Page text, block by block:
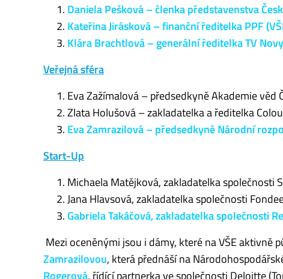
Daniela Pešková – členka představenstva
Kateřina Jirásková – finanční ředitelka PPF
Klára Brachtlová – generální ředitelka TV
Veřejná sféra
Eva Zažímalová – předsedkyně Akademie věd
Zlata Holušová – zakladatelka a ředitelka
Eva Zamrazilová – předsedkyně Národní
Start-Up
Michaela Matějková, zakladatelka společnosti
Jana Hlavsová, zakladatelka společnosti
Gabriela Takáčová, zakladatelka společnosti
Mezi oceněnými jsou i dámy, které na VŠE aktivně
Zamrazilovou, která přednáší na
Rogerová, řídící partnerka ve společnosti Deloitte